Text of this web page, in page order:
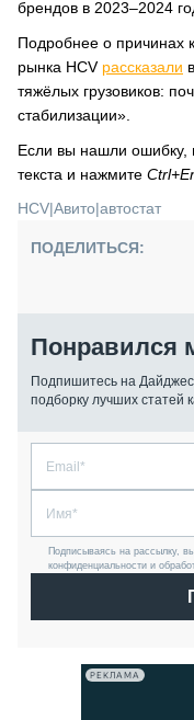
брендов в 2023–2024
Подробнее о причинах
рынка HCV рассказали
тяжёлых грузовиков:
стабилизации».
Если вы нашли ошибку,
текста и нажмите
HCV|Авито|автостат
ПОДЕЛИТЬСЯ:
Понравился
Подпишитесь на
подборку лучших статей
Подписываясь на рассылку,
конфиденциальности и
РЕКЛАМА